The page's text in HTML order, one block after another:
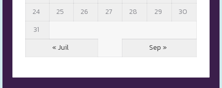
24
25 26 27 28 29
30
31
« Juil
Sep »